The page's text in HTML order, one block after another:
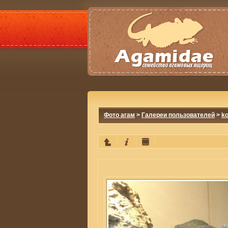
Фото агам > Галереи пользователей >